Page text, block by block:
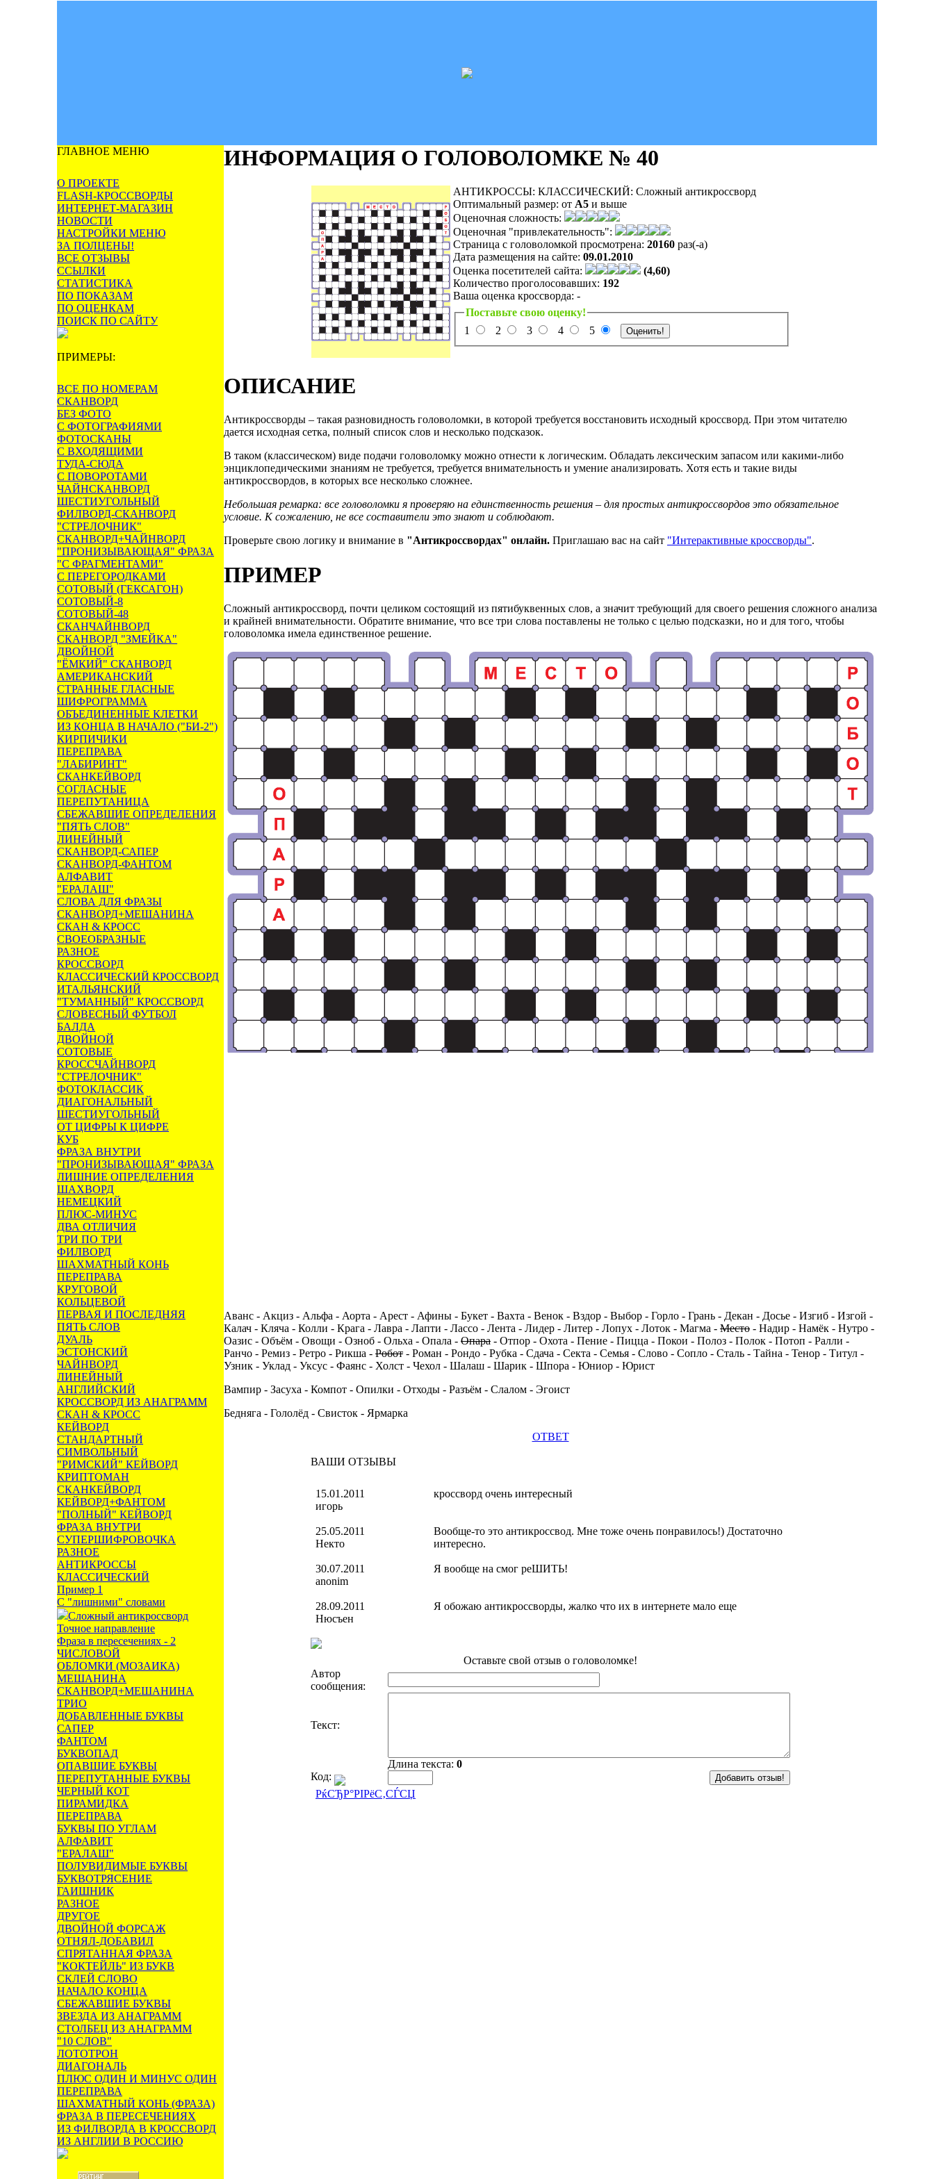
ГЛАВНОЕ МЕНЮ
О ПРОЕКТЕ
FLASH-КРОССВОРДЫ
ИНТЕРНЕТ-МАГАЗИН
НОВОСТИ
НАСТРОЙКИ МЕНЮ
ЗА ПОЛЦЕНЫ!
ВСЕ ОТЗЫВЫ
ССЫЛКИ
СТАТИСТИКА
ПО ПОКАЗАМ
ПО ОЦЕНКАМ
ПОИСК ПО САЙТУ
ПРИМЕРЫ:
ВСЕ ПО НОМЕРАМ
СКАНВОРД
БЕЗ ФОТО
С ФОТОГРАФИЯМИ
ФОТОСКАНЫ
С ВХОДЯЩИМИ
ТУДА-СЮДА
С ПОВОРОТАМИ
ЧАЙНСКАНВОРД
ШЕСТИУГОЛЬНЫЙ
ФИЛВОРД-СКАНВОРД
"СТРЕЛОЧНИК"
СКАНВОРД+ЧАЙНВОРД
"ПРОНИЗЫВАЮЩАЯ" ФРАЗА
"С ФРАГМЕНТАМИ"
С ПЕРЕГОРОДКАМИ
СОТОВЫЙ (ГЕКСАГОН)
СОТОВЫЙ-8
СОТОВЫЙ-48
СКАНЧАЙНВОРД
СКАНВОРД "ЗМЕЙКА"
ДВОЙНОЙ
"ЁМКИЙ" СКАНВОРД
АМЕРИКАНСКИЙ
СТРАННЫЕ ГЛАСНЫЕ
ШИФРОГРАММА
ОБЪЕДИНЕННЫЕ КЛЕТКИ
ИЗ КОНЦА В НАЧАЛО ("БИ-2")
КИРПИЧИКИ
ПЕРЕПРАВА
"ЛАБИРИНТ"
СКАНКЕЙВОРД
СОГЛАСНЫЕ
ПЕРЕПУТАНИЦА
СБЕЖАВШИЕ ОПРЕДЕЛЕНИЯ
"ПЯТЬ СЛОВ"
ЛИНЕЙНЫЙ
СКАНВОРД-САПЕР
СКАНВОРД-ФАНТОМ
АЛФАВИТ
"ЕРАЛАШ"
СЛОВА ДЛЯ ФРАЗЫ
СКАНВОРД+МЕШАНИНА
СКАН & КРОСС
СВОЕОБРАЗНЫЕ
РАЗНОЕ
КРОССВОРД
КЛАССИЧЕСКИЙ КРОССВОРД
ИТАЛЬЯНСКИЙ
"ТУМАННЫЙ" КРОССВОРД
СЛОВЕСНЫЙ ФУТБОЛ
БАЛДА
ДВОЙНОЙ
СОТОВЫЕ
КРОССЧАЙНВОРД
"СТРЕЛОЧНИК"
ФОТОКЛАССИК
ДИАГОНАЛЬНЫЙ
ШЕСТИУГОЛЬНЫЙ
ОТ ЦИФРЫ К ЦИФРЕ
КУБ
ФРАЗА ВНУТРИ
"ПРОНИЗЫВАЮЩАЯ" ФРАЗА
ЛИШНИЕ ОПРЕДЕЛЕНИЯ
ШАХВОРД
НЕМЕЦКИЙ
ПЛЮС-МИНУС
ДВА ОТЛИЧИЯ
ТРИ ПО ТРИ
ФИЛВОРД
ШАХМАТНЫЙ КОНЬ
ПЕРЕПРАВА
КРУГОВОЙ
КОЛЬЦЕВОЙ
ПЕРВАЯ И ПОСЛЕДНЯЯ
ПЯТЬ СЛОВ
ДУАЛЬ
ЭСТОНСКИЙ
ЧАЙНВОРД
ЛИНЕЙНЫЙ
АНГЛИЙСКИЙ
КРОССВОРД ИЗ АНАГРАММ
СКАН & КРОСС
КЕЙВОРД
СТАНДАРТНЫЙ
СИМВОЛЬНЫЙ
"РИМСКИЙ" КЕЙВОРД
КРИПТОМАН
СКАНКЕЙВОРД
КЕЙВОРД+ФАНТОМ
"ПОЛНЫЙ" КЕЙВОРД
ФРАЗА ВНУТРИ
СУПЕРШИФРОВОЧКА
РАЗНОЕ
АНТИКРОССЫ
КЛАССИЧЕСКИЙ
Пример 1
С "лишними" словами
Сложный антикроссворд
Точное направление
Фраза в пересечениях - 2
ЧИСЛОВОЙ
ОБЛОМКИ (МОЗАИКА)
МЕШАНИНА
СКАНВОРД+МЕШАНИНА
ТРИО
ДОБАВЛЕННЫЕ БУКВЫ
САПЕР
ФАНТОМ
БУКВОПАД
ОПАВШИЕ БУКВЫ
ПЕРЕПУТАННЫЕ БУКВЫ
ЧЕРНЫЙ КОТ
ПИРАМИДКА
ПЕРЕПРАВА
БУКВЫ ПО УГЛАМ
АЛФАВИТ
"ЕРАЛАШ"
ПОЛУВИДИМЫЕ БУКВЫ
БУКВОТРЯСЕНИЕ
ГАИШНИК
РАЗНОЕ
ДРУГОЕ
ДВОЙНОЙ ФОРСАЖ
ОТНЯЛ-ДОБАВИЛ
СПРЯТАННАЯ ФРАЗА
"КОКТЕЙЛЬ" ИЗ БУКВ
СКЛЕЙ СЛОВО
НАЧАЛО КОНЦА
СБЕЖАВШИЕ БУКВЫ
ЗВЕЗДА ИЗ АНАГРАММ
СТОЛБЕЦ ИЗ АНАГРАММ
"10 СЛОВ"
ЛОТОТРОН
ДИАГОНАЛЬ
ПЛЮС ОДИН И МИНУС ОДИН
ПЕРЕПРАВА
ШАХМАТНЫЙ КОНЬ (ФРАЗА)
ФРАЗА В ПЕРЕСЕЧЕНИЯХ
ИЗ ФИЛВОРДА В КРОССВОРД
ИЗ АНГЛИИ В РОССИЮ
ИНФОРМАЦИЯ О ГОЛОВОЛОМКЕ № 40
АНТИКРОССЫ: КЛАССИЧЕСКИЙ: Сложный антикроссворд
Оптимальный размер: от A5и выше
Оценочная сложность:
Оценочная "привлекательность":
Страница с головоломкой просмотрена: 20160раз(-а)
Дата размещения на сайте: 09.01.2010
Оценка посетителей сайта:
(4,60)
Количество проголосовавших: 192
Ваша оценка кроссворда: -
Поставьте свою оценку!
1
2 3 4 5
ОПИСАНИЕ
Антикроссворды – такая разновидность головоломки, в которой требуется восстановить исходный кроссворд. При этом читателю
дается исходная сетка, полный список слов и несколько подсказок.
В таком (классическом) виде подачи головоломку можно отнести к логическим. Обладать лексическим запасом или какими-либо
энциклопедическими знаниям не требуется, требуется внимательность и умение анализировать. Хотя есть и такие виды
антикроссвордов, в которых все несколько сложнее.
Небольшая ремарка: все головоломки я проверяю на единственность решения – для простых антикроссвордов это обязательное
условие. К сожалению, не все составители это знают и соблюдают.
Проверьте свою логику и внимание в "Антикроссвордах" онлайн. Приглашаю вас на сайт "Интерактивные кроссворды".
ПРИМЕР
Сложный антикроссворд, почти целиком состоящий из пятибуквенных слов, а значит требующий для своего решения сложного анализа
и крайней внимательности. Обратите внимание, что все три слова поставлены не только с целью подсказки, но и для того, чтобы
головоломка имела единственное решение.
Аванс - Акциз - Альфа - Аорта - Арест - Афины - Букет - Вахта - Венок - Вздор - Выбор - Горло - Грань - Декан - Досье - Изгиб - Изгой -
Калач - Кляча - Колли - Крага - Лавра - Лапти - Лассо - Лента - Лидер - Литер - Лопух - Лоток - Магма - Место - Надир - Намёк - Нутро -
Оазис - Объём - Овощи - Озноб - Ольха - Опала - Опара - Отпор - Охота - Пение - Пицца - Покои - Полоз - Полок - Потоп - Ралли -
Ранчо - Ремиз - Ретро - Рикша - Робот - Роман - Рондо - Рубка - Сдача - Секта - Семья - Слово - Сопло - Сталь - Тайна - Тенор - Титул -
Узник - Уклад - Уксус - Фаянс - Холст - Чехол - Шалаш - Шарик - Шпора - Юниор - Юрист
Вампир - Засуха - Компот - Опилки - Отходы - Разъём - Слалом - Эгоист
Бедняга - Гололёд - Свисток - Ярмарка
ОТВЕТ
ВАШИ ОТЗЫВЫ
15.01.2011
игорь
кроссворд очень интересный
25.05.2011
Некто
Вообще-то это антикроссвод. Мне тоже очень понравилось!) Достаточно
интересно.
30.07.2011
anonim
Я вообще на смог реШИТЬ!
28.09.2011
Нюсъен
Я обожаю антикроссворды, жалко что их в интернете мало еще
Оставьте свой отзыв о головоломке!
Автор
сообщения:
Текст:
Длина текста: 0
Код:
РќСЂР°РІРёС‚СЃСЏ